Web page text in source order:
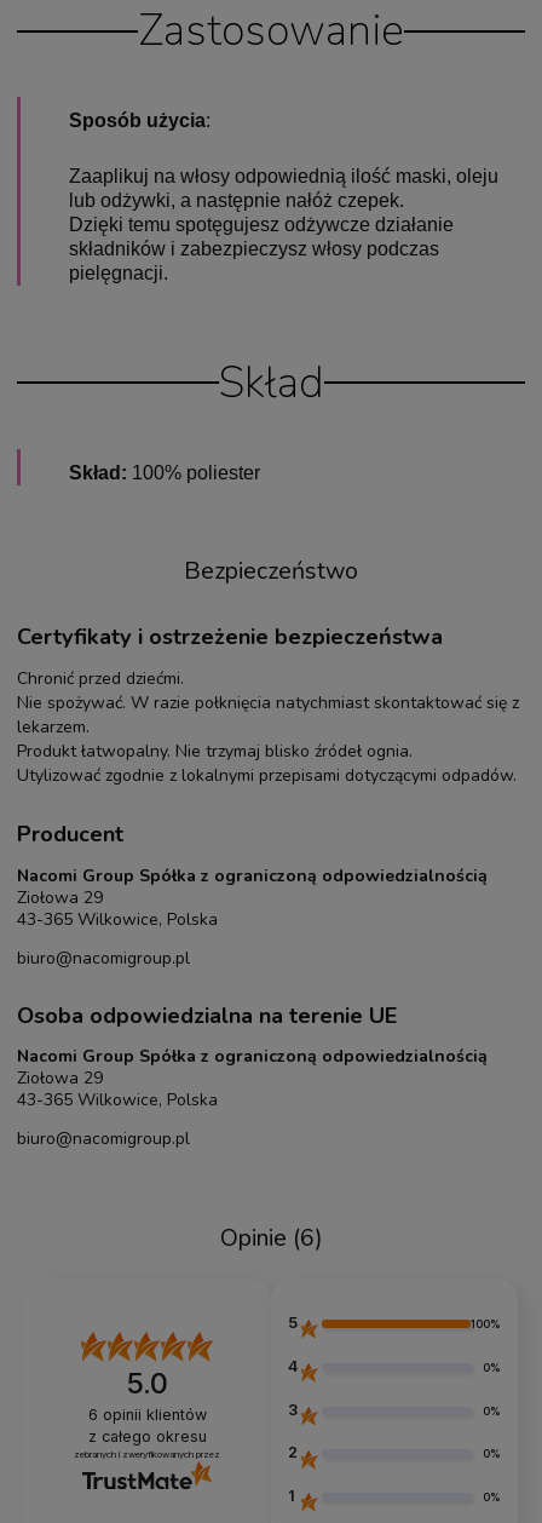
Zastosowanie
Sposób użycia:
Zaaplikuj na włosy odpowiednią ilość maski, oleju
lub odżywki, a następnie nałóż czepek.
Dzięki temu spotęgujesz odżywcze działanie
składników i zabezpieczysz włosy podczas
pielęgnacji.
Skład
Skład: 100% poliester
Bezpieczeństwo
Certyfikaty i ostrzeżenie bezpieczeństwa
Chronić przed dziećmi.
Nie spożywać. W razie połknięcia natychmiast skontaktować się z
lekarzem.
Produkt łatwopalny. Nie trzymaj blisko źródeł ognia.
Utylizować zgodnie z lokalnymi przepisami dotyczącymi odpadów.
Producent
Nacomi Group Spółka z ograniczoną odpowiedzialnością
Ziołowa 29
43-365 Wilkowice, Polska
biuro@nacomigroup.pl
Osoba odpowiedzialna na terenie UE
Nacomi Group Spółka z ograniczoną odpowiedzialnością
Ziołowa 29
43-365 Wilkowice, Polska
biuro@nacomigroup.pl
Opinie (6)
5.0
6 opinii klientów
z całego okresu
zebranych i zweryfikowanych przez
5 100%
4 0%
3 0%
2 0%
1 0%